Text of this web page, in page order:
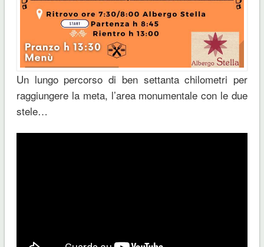
Un lungo percorso di ben settanta chilometri per
raggiungere la meta, l’area monumentale con le due
stele…